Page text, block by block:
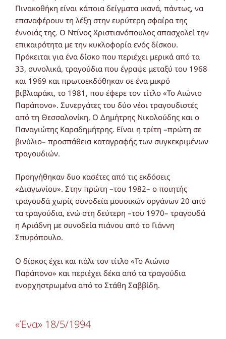
Πινακοθήκη είναι κάποια δείγματα ικανά, πάντως, να
επαναφέρουν τη λέξη στην ευρύτερη σφαίρα της
έννοιάς της. Ο Ντίνος Χριστιανόπουλος απασχολεί την
επικαιρότητα με την κυκλοφορία ενός δίσκου.
Πρόκειται για ένα δίσκο που περιέχει μερικά από τα
33, συνολικά, τραγούδια που έγραψε μεταξύ του 1968
και 1969 και πρωτοεκδόθηκαν σε ένα μικρό
βιβλιαράκι, το 1981, που έφερε τον τίτλο «Το Αιώνιο
Παράπονο». Συνεργάτες του δύο νέοι τραγουδιστές
από τη Θεσσαλονίκη, Ο Δημήτρης Νικολούδης και ο
Παναγιώτης Καραδημήτρης. Είναι η τρίτη –πρώτη σε
βινύλιο– προσπάθεια καταγραφής των συγκεκριμένων
τραγουδιών.
Προηγήθηκαν δυο κασέτες από τις εκδόσεις
«Διαγωνίου». Στην πρώτη –του 1982– ο ποιητής
τραγουδά χωρίς συνοδεία μουσικών οργάνων 20 από
τα τραγούδια, ενώ στη δεύτερη –του 1970– τραγουδά
η Αριάδνη με συνοδεία πιάνου από το Γιάννη
Σπυρόπουλο.
Ο δίσκος έχει και πάλι τον τίτλο «Το Αιώνιο
Παράπονο» και περιέχει δέκα από τα τραγούδια
ενορχηστρωμένα από το Στάθη Σαββίδη.
«Ένα» 18/5/1994